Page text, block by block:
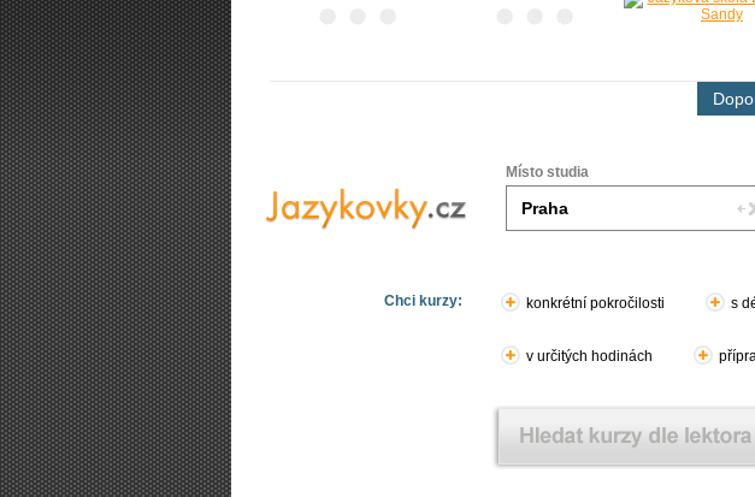
Místo studia
Chci kurzy: konkrétní pokročilosti s
v určitých hodinách